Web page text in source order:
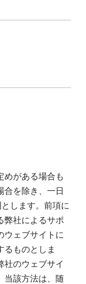
めがある場合も
合を除き、一日
します。前項に
弊社によるサポ
ウェブサイトに
るものとしま
社のウェブサイ
当該方法は、随